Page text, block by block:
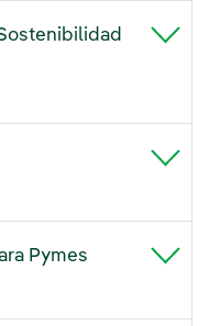
Pymes